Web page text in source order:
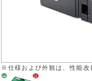
※仕様および外観は、性能改